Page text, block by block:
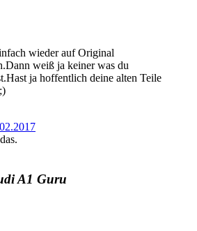
wieder auf Original
weiß ja keiner was du
ja hoffentlich deine alten Teile
A1 Guru